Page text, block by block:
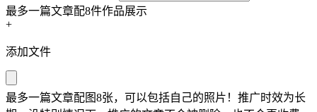
最多一篇文章配8件作品展示
+
添加文件
最多一篇文章配图8张，可以包括自己的照片！推广时效为长